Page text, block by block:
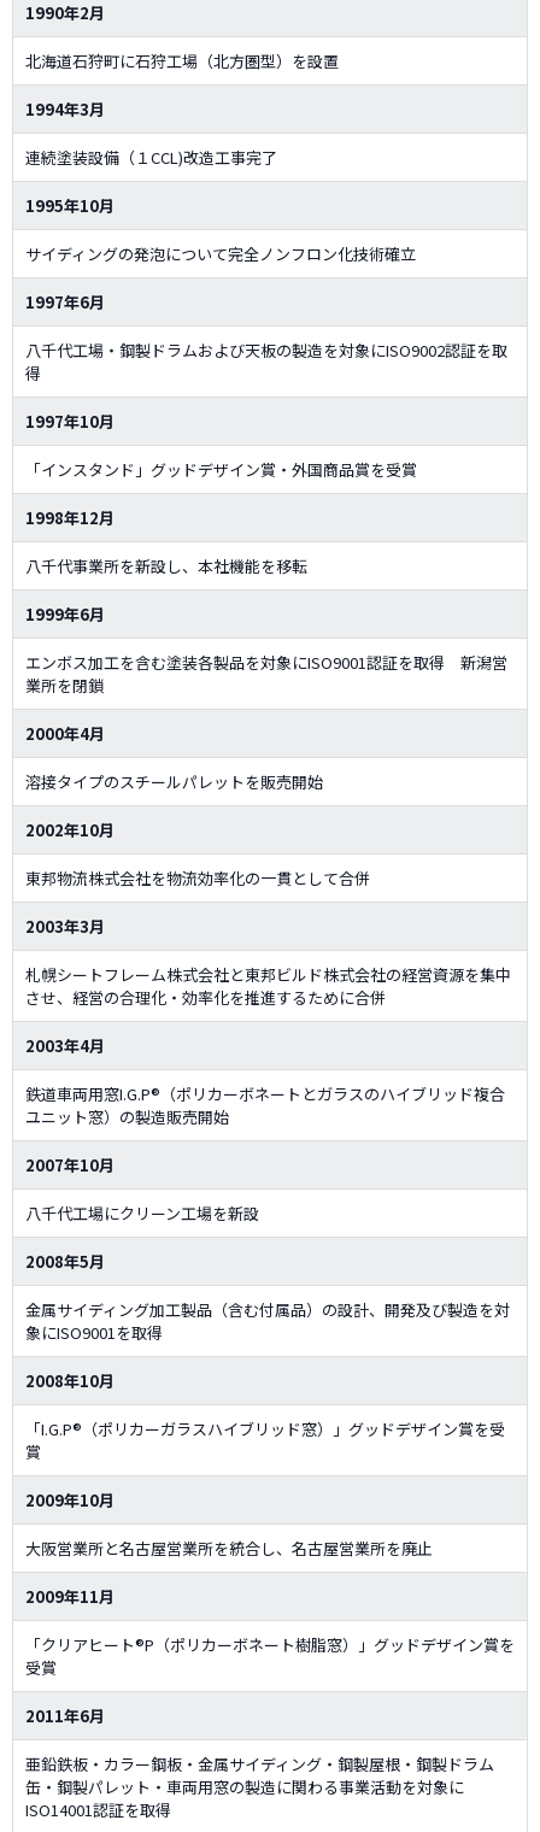
1990年2月
北海道石狩町に石狩工場（北方圏型）を設置
1994年3月
連続塗装設備（１CCL)改造工事完了
1995年10月
サイディングの発泡について完全ノンフロン化技術確立
1997年6月
八千代工場・鋼製ドラムおよび天板の製造を対象にISO9002認証を取
得
1997年10月
「インスタンド」グッドデザイン賞・外国商品賞を受賞
1998年12月
八千代事業所を新設し、本社機能を移転
1999年6月
エンボス加工を含む塗装各製品を対象にISO9001認証を取得 新潟営
業所を閉鎖
2000年4月
溶接タイプのスチールパレットを販売開始
2002年10月
東邦物流株式会社を物流効率化の一貫として合併
2003年3月
札幌シートフレーム株式会社と東邦ビルド株式会社の経営資源を集中
させ、経営の合理化・効率化を推進するために合併
2003年4月
鉄道車両用窓I.G.P®（ポリカーボネートとガラスのハイブリッド複合
ユニット窓）の製造販売開始
2007年10月
八千代工場にクリーン工場を新設
2008年5月
金属サイディング加工製品（含む付属品）の設計、開発及び製造を対
象にISO9001を取得
2008年10月
「I.G.P®（ポリカーガラスハイブリッド窓）」グッドデザイン賞を受
賞
2009年10月
大阪営業所と名古屋営業所を統合し、名古屋営業所を廃止
2009年11月
「クリアヒート®P（ポリカーボネート樹脂窓）」グッドデザイン賞を
受賞
2011年6月
亜鉛鉄板・カラー鋼板・金属サイディング・鋼製屋根・鋼製ドラム
缶・鋼製パレット・車両用窓の製造に関わる事業活動を対象に
ISO14001認証を取得